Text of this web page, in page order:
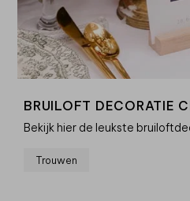
BRUILOFT DECORATIE
Bekijk hier de leukste
Trouwen